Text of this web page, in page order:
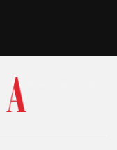
0